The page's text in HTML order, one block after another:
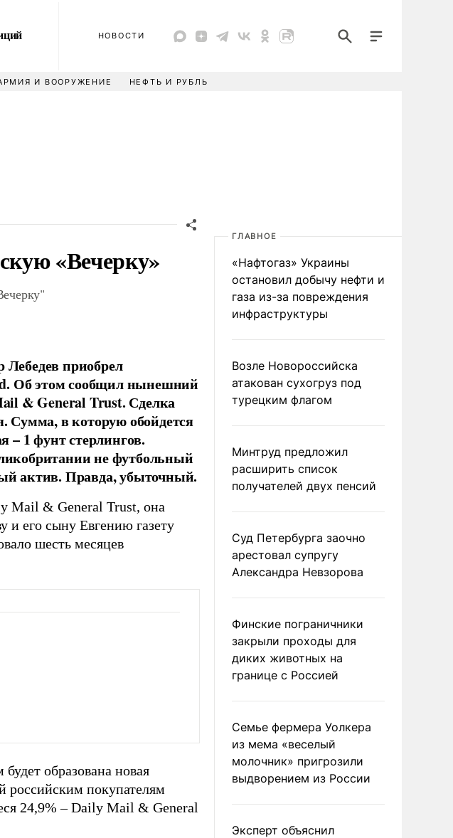
НОВОСТИ
И ВООРУЖЕНИЕ НЕФТЬ И РУБЛЬ
«Вечерку»
приобрел
Об этом сообщил нынешний
& General Trust. Сделка
Сумма, в которую обойдется
– 1 фунт стерлингов.
не футбольный
актив. Правда, убыточный.
Mail & General Trust, она
и его сыну Евгению газету
шесть месяцев
образована новая
российским покупателям
24,9% – Daily Mail & General
ГЛАВНОЕ
«Нафтогаз» Украины
остановил добычу нефти и
газа из-за повреждения
инфраструктуры
Возле Новороссийска
атакован сухогруз под
турецким флагом
Минтруд предложил
расширить список
получателей двух пенсий
Суд Петербурга заочно
арестовал супругу
Александра Невзорова
Финские пограничники
закрыли проходы для
диких животных на
границе с Россией
Семье фермера Уолкера
из мема «веселый
молочник» пригрозили
выдворением из России
Эксперт объяснил